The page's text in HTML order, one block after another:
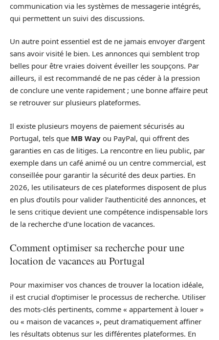
communication via les systèmes de messagerie intégrés,
qui permettent un suivi des discussions.
Un autre point essentiel est de ne jamais envoyer d’argent
sans avoir visité le bien. Les annonces qui semblent trop
belles pour être vraies doivent éveiller les soupçons. Par
ailleurs, il est recommandé de ne pas céder à la pression
de conclure une vente rapidement ; une bonne affaire peut
se retrouver sur plusieurs plateformes.
Il existe plusieurs moyens de paiement sécurisés au
Portugal, tels que MB Way ou PayPal, qui offrent des
garanties en cas de litiges. La rencontre en lieu public, par
exemple dans un café animé ou un centre commercial, est
conseillée pour garantir la sécurité des deux parties. En
2026, les utilisateurs de ces plateformes disposent de plus
en plus d’outils pour valider l’authenticité des annonces, et
le sens critique devient une compétence indispensable lors
de la recherche d’une location de vacances.
Comment optimiser sa recherche pour une
location de vacances au Portugal
Pour maximiser vos chances de trouver la location idéale,
il est crucial d’optimiser le processus de recherche. Utiliser
des mots-clés pertinents, comme « appartement à louer »
ou « maison de vacances », peut dramatiquement affiner
les résultats obtenus sur les différentes plateformes. En